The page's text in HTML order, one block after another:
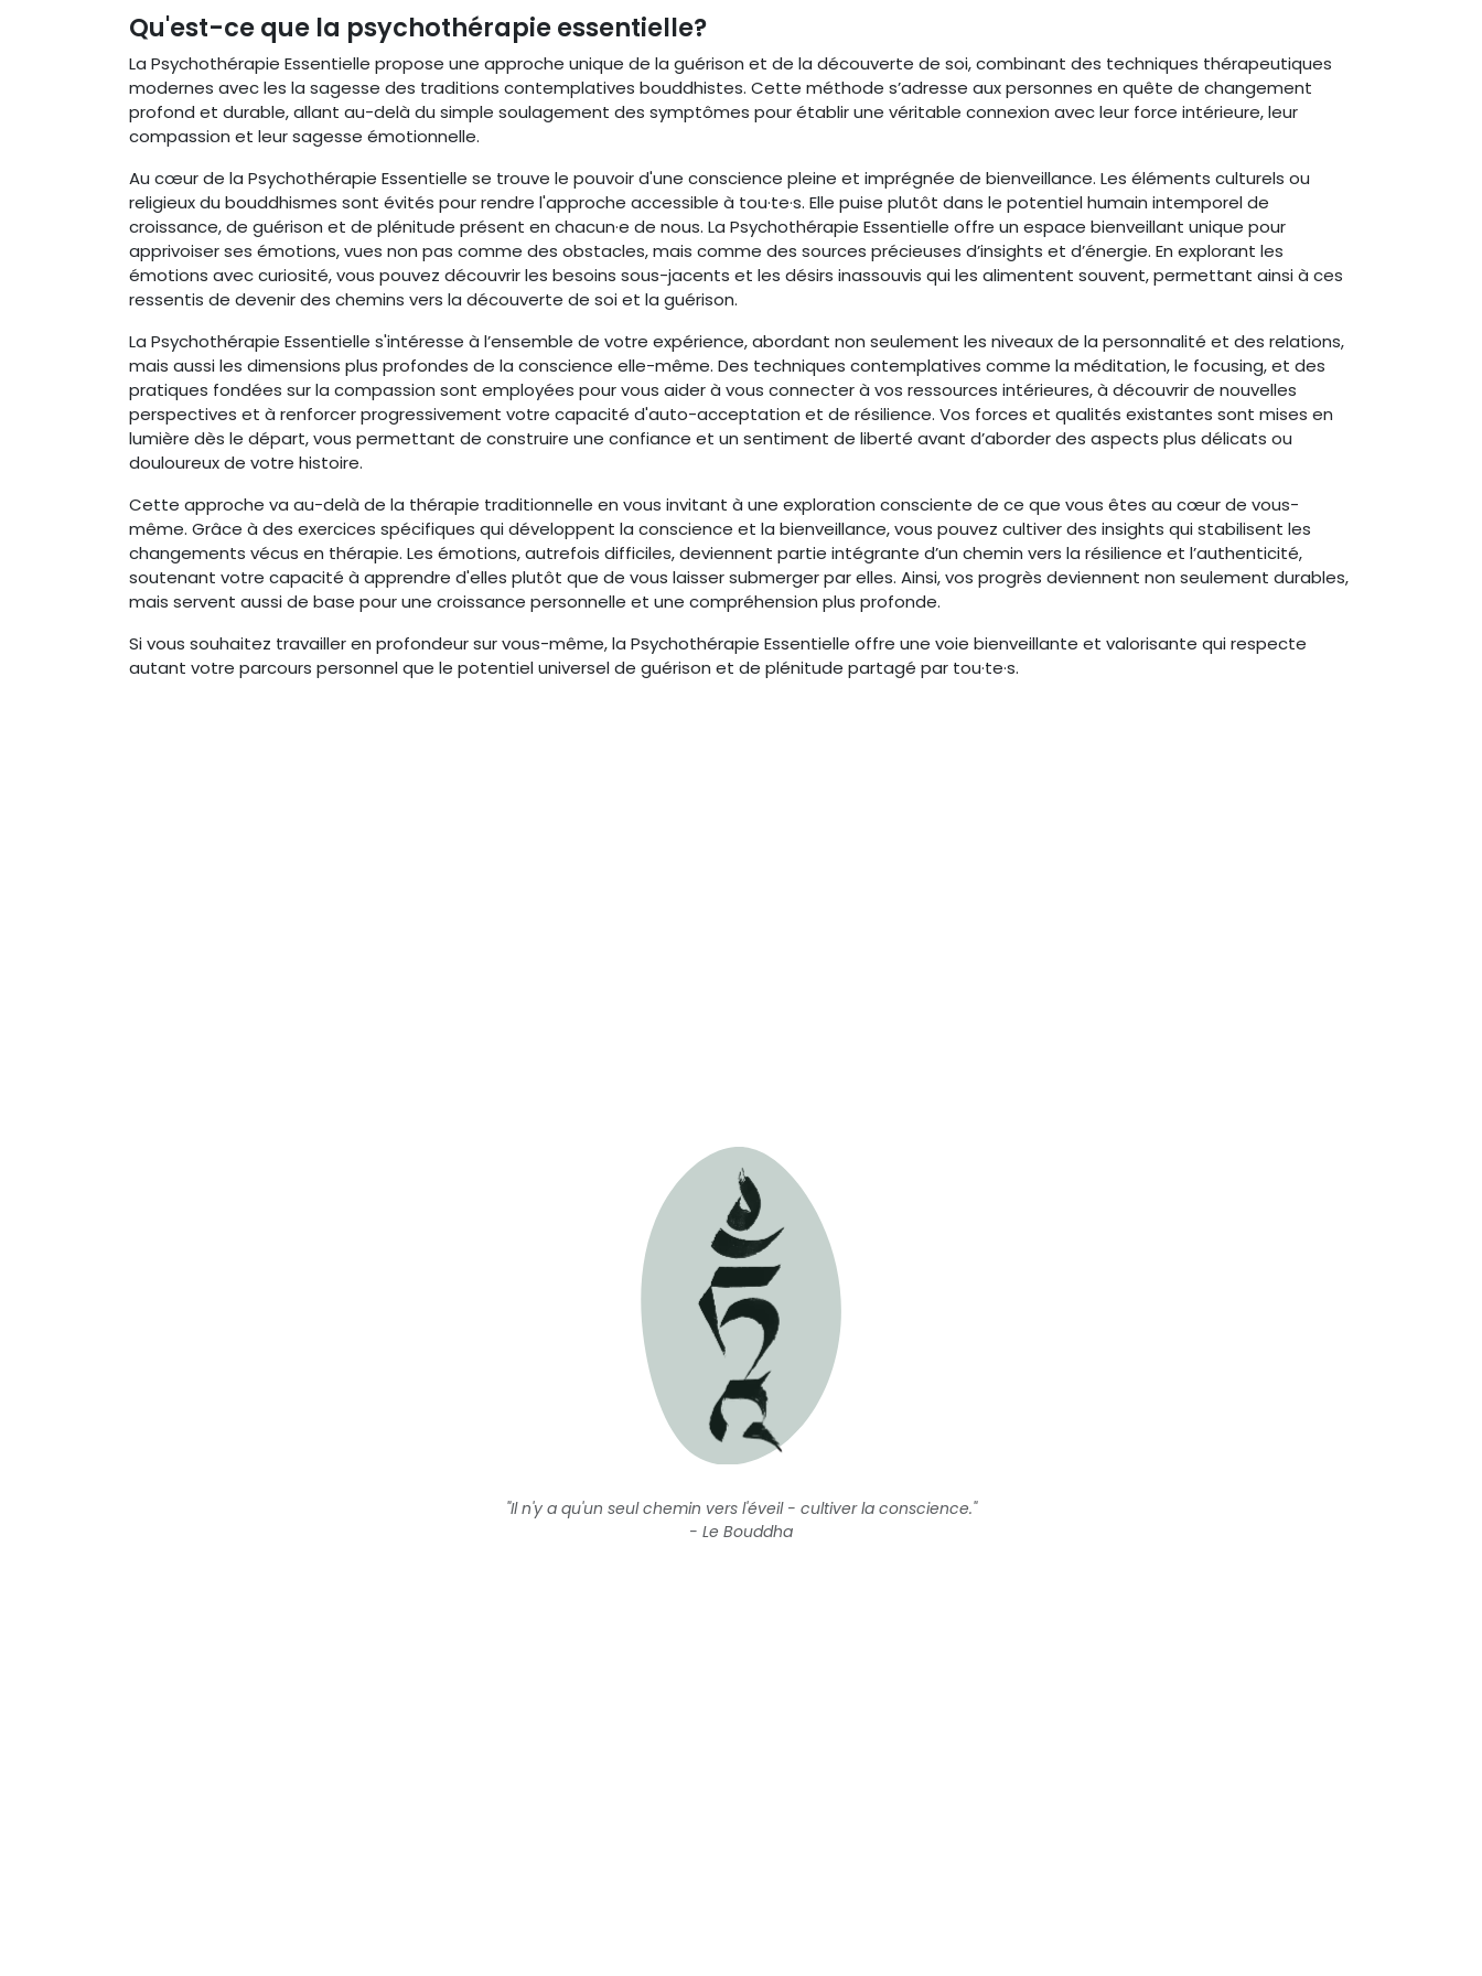
Qu'est-ce que la psychothérapie essentielle?
La Psychothérapie Essentielle propose une approche unique de la guérison et de la découverte de soi, combinant des techniques thérapeutiques
modernes avec les la sagesse des traditions contemplatives bouddhistes. Cette méthode s’adresse aux personnes en quête de changement
profond et durable, allant au-delà du simple soulagement des symptômes pour établir une véritable connexion avec leur force intérieure, leur
compassion et leur sagesse émotionnelle.
Au cœur de la Psychothérapie Essentielle se trouve le pouvoir d'une conscience pleine et imprégnée de bienveillance. Les éléments culturels ou
religieux du bouddhismes sont évités pour rendre l'approche accessible à tou·te·s. Elle puise plutôt dans le potentiel humain intemporel de
croissance, de guérison et de plénitude présent en chacun·e de nous. La Psychothérapie Essentielle offre un espace bienveillant unique pour
apprivoiser ses émotions, vues non pas comme des obstacles, mais comme des sources précieuses d’insights et d’énergie. En explorant les
émotions avec curiosité, vous pouvez découvrir les besoins sous-jacents et les désirs inassouvis qui les alimentent souvent, permettant ainsi à ces
ressentis de devenir des chemins vers la découverte de soi et la guérison.
La Psychothérapie Essentielle s'intéresse à l’ensemble de votre expérience, abordant non seulement les niveaux de la personnalité et des relations,
mais aussi les dimensions plus profondes de la conscience elle-même. Des techniques contemplatives comme la méditation, le focusing, et des
pratiques fondées sur la compassion sont employées pour vous aider à vous connecter à vos ressources intérieures, à découvrir de nouvelles
perspectives et à renforcer progressivement votre capacité d'auto-acceptation et de résilience. Vos forces et qualités existantes sont mises en
lumière dès le départ, vous permettant de construire une confiance et un sentiment de liberté avant d’aborder des aspects plus délicats ou
douloureux de votre histoire.
Cette approche va au-delà de la thérapie traditionnelle en vous invitant à une exploration consciente de ce que vous êtes au cœur de vous-
même. Grâce à des exercices spécifiques qui développent la conscience et la bienveillance, vous pouvez cultiver des insights qui stabilisent les
changements vécus en thérapie. Les émotions, autrefois difficiles, deviennent partie intégrante d’un chemin vers la résilience et l’authenticité,
soutenant votre capacité à apprendre d'elles plutôt que de vous laisser submerger par elles. Ainsi, vos progrès deviennent non seulement durables,
mais servent aussi de base pour une croissance personnelle et une compréhension plus profonde.
Si vous souhaitez travailler en profondeur sur vous-même, la Psychothérapie Essentielle offre une voie bienveillante et valorisante qui respecte
autant votre parcours personnel que le potentiel universel de guérison et de plénitude partagé par tou·te·s.
"Il n'y a qu'un seul chemin vers l'éveil - cultiver la conscience."
- Le Bouddha